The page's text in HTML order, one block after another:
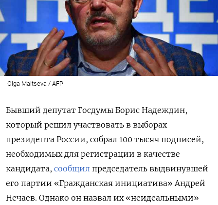
Olga Maltseva / AFP
Бывший депутат Госдумы Борис Надеждин,
который решил участвовать в выборах
президента России, собрал 100 тысяч подписей,
необходимых для регистрации в качестве
кандидата, сообщил председатель выдвинувшей
его партии «Гражданская инициатива» Андрей
Нечаев. Однако он назвал их «неидеальными»